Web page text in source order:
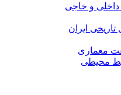
داخلی و خاجی
تاریخی ایران
معماری
محیطی